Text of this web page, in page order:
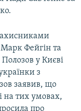
Фейгін та
у Києві
з
заявив, що
на тих умовах,
про